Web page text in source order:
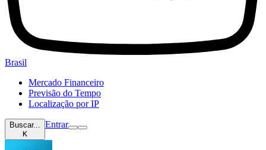
Brasil
Mercado Financeiro
Previsão do Tempo
Localização por IP
Buscar...
K
Entrar